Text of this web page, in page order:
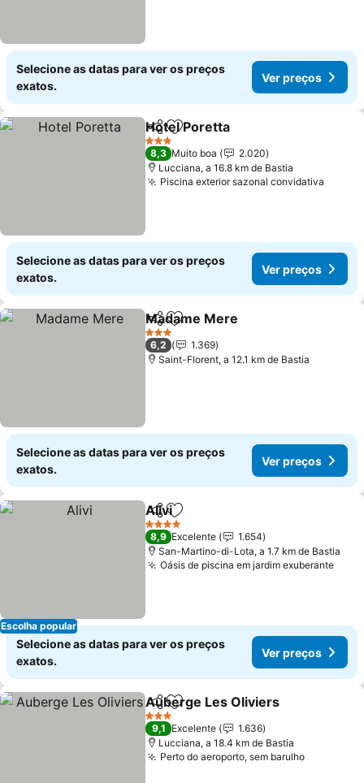
Selecione as datas para ver os preços
exatos.
Ver preços
PartilharAdicionar aos favoritos
Hotel Poretta
3 Estrelas
8,3 Muito boa
2.020
Lucciana, a 16.8 km de Bastia
Piscina exterior sazonal convidativa
Selecione as datas para ver os preços
exatos.
Ver preços
PartilharAdicionar aos favoritos
Madame Mere
3 Estrelas
6,2
1.369
Saint-Florent, a 12.1 km de Bastia
Selecione as datas para ver os preços
exatos.
Ver preços
Escolha popular
PartilharAdicionar aos favoritos
Alivi
4 Estrelas
8,9 Excelente
1.654
San-Martino-di-Lota, a 1.7 km de Bastia
Oásis de piscina em jardim exuberanteVer
Selecione as datas para ver os preços
exatos.
Ver preços
PartilharAdicionar aos favoritos
Auberge Les Oliviers
3 Estrelas
9,1 Excelente
1.636
Lucciana, a 18.4 km de Bastia
Perto do aeroporto, sem barulhoVer